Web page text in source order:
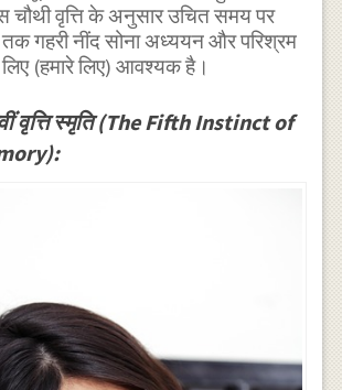
चौथी वृत्ति के अनुसार उचित समय पर
गहरी नींद सोना अध्ययन और परिश्रम
(हमारे लिए) आवश्यक है।
वृत्ति स्मृति (The Fifth Instinct of